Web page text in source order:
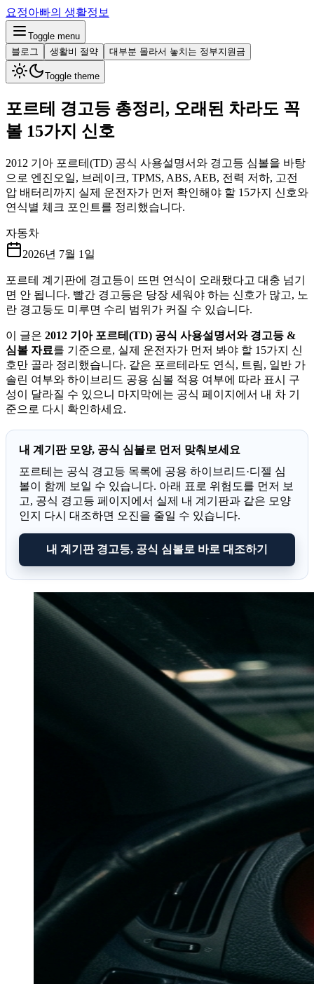
요정아빠의 생활정보
Toggle menu
블로그
생활비 절약 대부분 몰라서 놓치는 정부지원금
Toggle theme
포르테 경고등 총정리, 오래된 차라도 꼭
볼 15가지 신호
2012 기아 포르테(TD) 공식 사용설명서와 경고등 심볼을 바탕
으로 엔진오일, 브레이크, TPMS, ABS, AEB, 전력 저하, 고전
압 배터리까지 실제 운전자가 먼저 확인해야 할 15가지 신호와
연식별 체크 포인트를 정리했습니다.
자동차
2026년 7월 1일
포르테 계기판에 경고등이 뜨면 연식이 오래됐다고 대충 넘기
면 안 됩니다. 빨간 경고등은 당장 세워야 하는 신호가 많고, 노
란 경고등도 미루면 수리 범위가 커질 수 있습니다.
이 글은 2012 기아 포르테(TD) 공식 사용설명서와 경고등 &
심볼 자료를 기준으로, 실제 운전자가 먼저 봐야 할 15가지 신
호만 골라 정리했습니다. 같은 포르테라도 연식, 트림, 일반 가
솔린 여부와 하이브리드 공용 심볼 적용 여부에 따라 표시 구
성이 달라질 수 있으니 마지막에는 공식 페이지에서 내 차 기
준으로 다시 확인하세요.
내 계기판 모양, 공식 심볼로 먼저 맞춰보세요
포르테는 공식 경고등 목록에 공용 하이브리드·디젤 심
볼이 함께 보일 수 있습니다. 아래 표로 위험도를 먼저 보
고, 공식 경고등 페이지에서 실제 내 계기판과 같은 모양
인지 다시 대조하면 오진을 줄일 수 있습니다.
내 계기판 경고등, 공식 심볼로 바로 대조하기